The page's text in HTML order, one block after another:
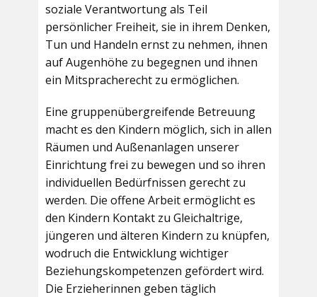
soziale Verantwortung als Teil
persönlicher Freiheit, sie in ihrem Denken,
Tun und Handeln ernst zu nehmen, ihnen
auf Augenhöhe zu begegnen und ihnen
ein Mitspracherecht zu ermöglichen.
Eine gruppenübergreifende Betreuung
macht es den Kindern möglich, sich in allen
Räumen und Außenanlagen unserer
Einrichtung frei zu bewegen und so ihren
individuellen Bedürfnissen gerecht zu
werden. Die offene Arbeit ermöglicht es
den Kindern Kontakt zu Gleichaltrige,
jüngeren und älteren Kindern zu knüpfen,
wodruch die Entwicklung wichtiger
Beziehungskompetenzen gefördert wird.
Die Erzieherinnen geben täglich